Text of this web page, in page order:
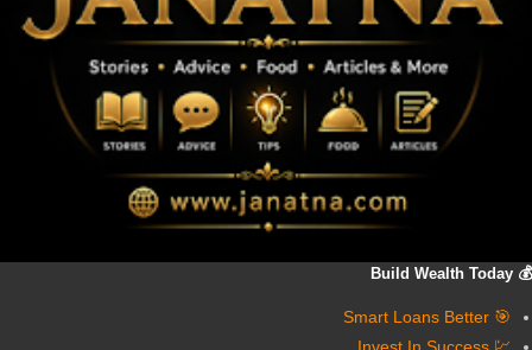
💰 Build Wealth Today
🎯 Smart Loans Better
💹 Invest In Success